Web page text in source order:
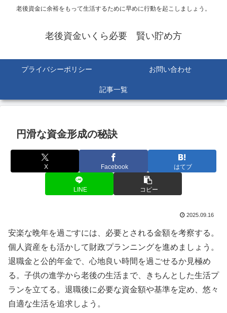
老後資金に余裕をもって生活するために早めに行動を起こしましょう。
老後資金いくら必要 賢い貯め方
プライバシーポリシー お問い合わせ
記事一覧
円滑な資金形成の秘訣
X Facebook はてブ
LINE コピー
2025.09.16
安楽な晩年を過ごすには、必要とされる金額を考察する。
個人資産をも活かして財政プランニングを進めましょう。
退職金と公的年金で、心地良い時間を過ごせるか見極め
る。子供の進学から老後の生活まで、きちんとした生活プ
ランを立てる。退職後に必要な資金額や基準を定め、悠々
自適な生活を追求しよう。